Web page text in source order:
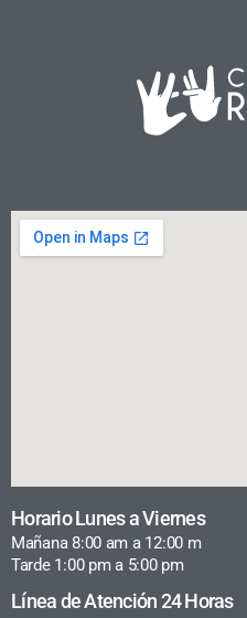
Horario Lunes a Viernes
Mañana 8:00 am a 12:00 m
Tarde 1:00 pm a 5:00 pm
Línea de Atención 24 Horas